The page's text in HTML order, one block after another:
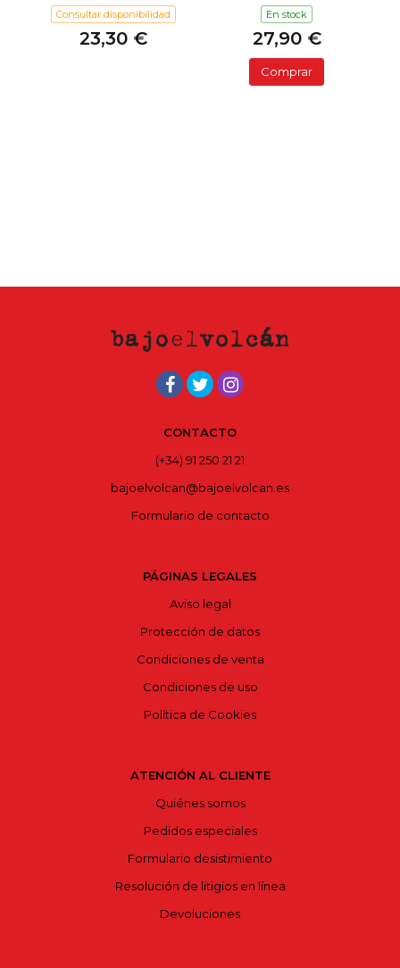
Consultar disponibilidad
23,30 €
En stock
27,90 €
Comprar
CONTACTO
(+34) 91 250 21 21
bajoelvolcan@bajoelvolcan.es
Formulario de contacto
PÁGINAS LEGALES
Aviso legal
Protección de datos
Condiciones de venta
Condiciones de uso
Política de Cookies
ATENCIÓN AL CLIENTE
Quiénes somos
Pedidos especiales
Formulario desistimiento
Resolución de litigios en línea
Devoluciones